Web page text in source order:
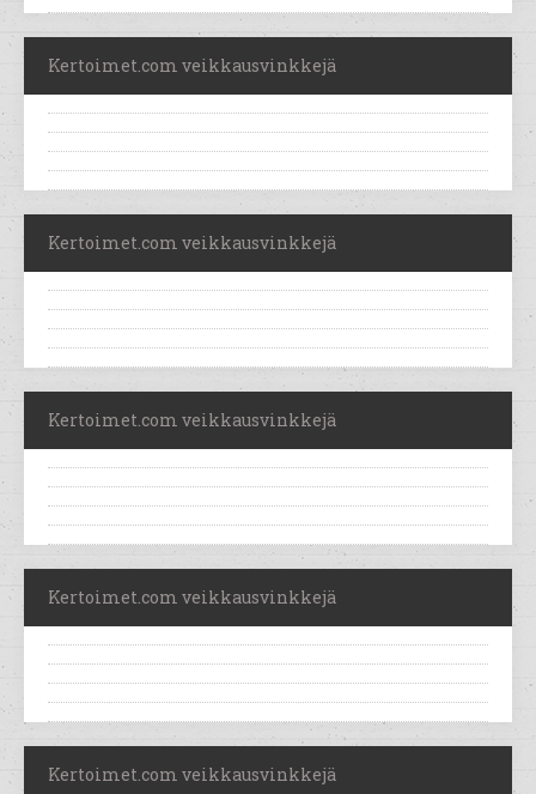
Kertoimet.com veikkausvinkkejä
Kertoimet.com veikkausvinkkejä
Kertoimet.com veikkausvinkkejä
Kertoimet.com veikkausvinkkejä
Kertoimet.com veikkausvinkkejä